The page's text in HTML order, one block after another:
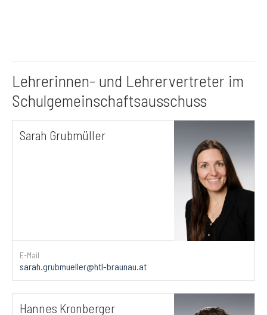
Lehrerinnen- und Lehrervertreter im
Schulgemeinschaftsausschuss
Sarah Grubmüller
E-Mail
sarah.grubmueller@htl-braunau.at
Hannes Kronberger